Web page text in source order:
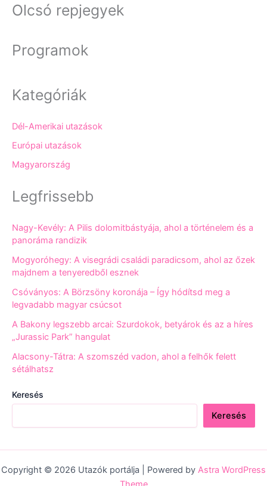
Olcsó repjegyek
Programok
Kategóriák
Dél-Amerikai utazások
Európai utazások
Magyarország
Legfrissebb
Nagy-Kevély: A Pilis dolomitbástyája, ahol a történelem és a
panoráma randizik
Mogyoróhegy: A visegrádi családi paradicsom, ahol az őzek
majdnem a tenyeredből esznek
Csóványos: A Börzsöny koronája – Így hódítsd meg a
legvadabb magyar csúcsot
A Bakony legszebb arcai: Szurdokok, betyárok és az a híres
„Jurassic Park” hangulat
Alacsony-Tátra: A szomszéd vadon, ahol a felhők felett
sétálhatsz
Keresés
Keresés
Copyright © 2026 Utazók portálja | Powered by Astra WordPress